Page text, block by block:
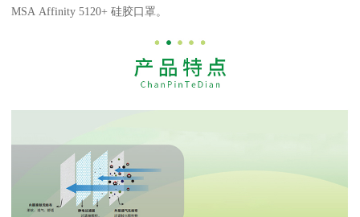
MSA Affinity 5120+ 硅胶口罩。